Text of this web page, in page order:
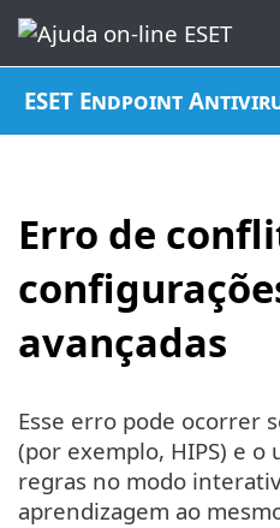
ESET Endpoint
Erro de
avançadas
Esse erro pode ocorrer
(por exemplo, HIPS) e o
regras no modo
aprendizagem ao